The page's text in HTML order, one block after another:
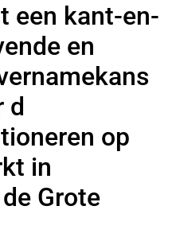
een kant-en-
en
d
op
in
Grote